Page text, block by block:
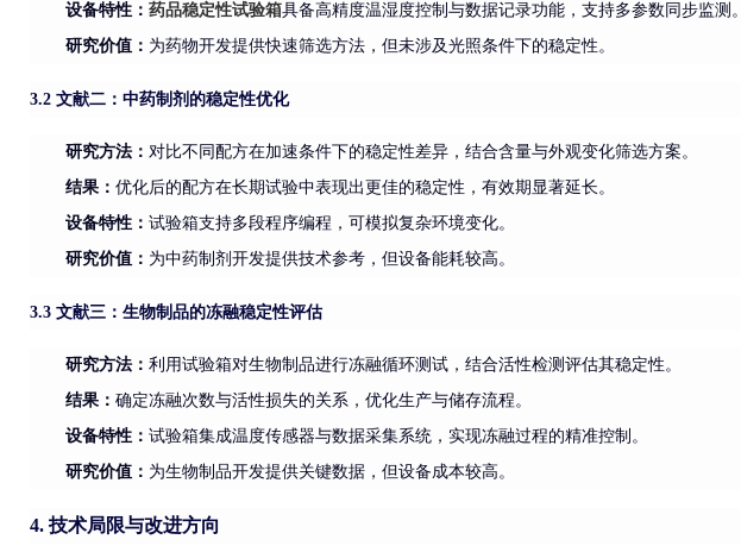
设备特性： 药品稳定性试验箱具备高精度温湿度控制与数据记录功能，支持多参数同步监测。
研究价值： 为药物开发提供快速筛选方法，但未涉及光照条件下的稳定性。
3.2 文献二：中药制剂的稳定性优化
研究方法 ： 对比不同配方在加速条件下的稳定性差异，结合含量与外观变化筛选方案。
结果： 优化后的配方在长期试验中表现出更佳的稳定性，有效期显著延长。
设备特性： 试验箱支持多段程序编程，可模拟复杂环境变化。
研究价值： 为中药制剂开发提供技术参考，但设备能耗较高。
3.3 文献三：生物制品的冻融稳定性评估
研究方法 ： 利用试验箱对生物制品进行冻融循环测试，结合活性检测评估其稳定性。
结果： 确定冻融次数与活性损失的关系，优化生产与储存流程。
设备特性 ： 试验箱集成温度传感器与数据采集系统，实现冻融过程的精准控制。
研究价值： 为生物制品开发提供关键数据，但设备成本较高。
4. 技术局限与改进方向